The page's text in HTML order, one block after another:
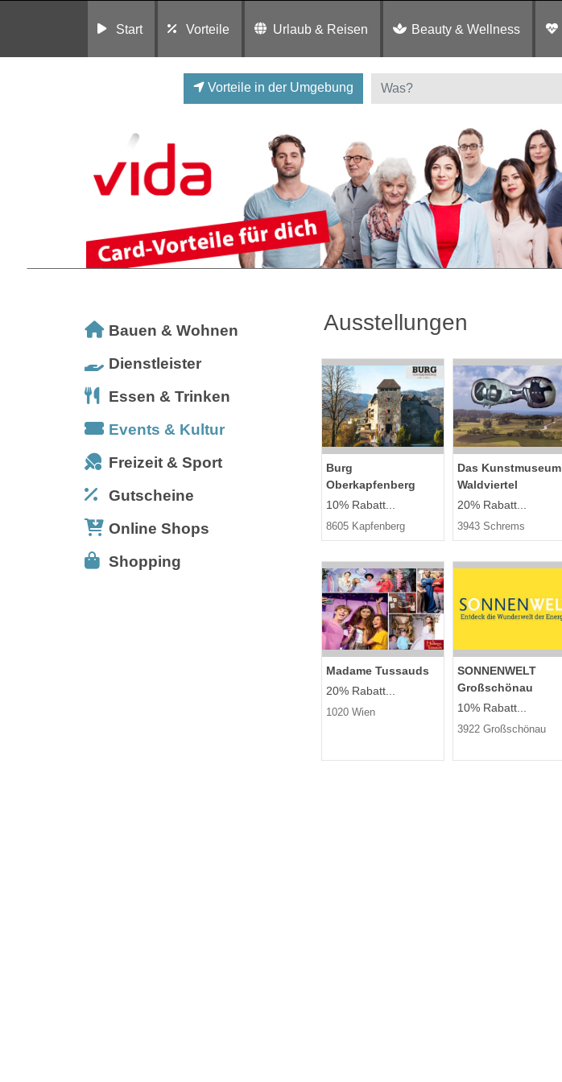
Start Vorteile Urlaub & Reisen Beauty & Wellness
Vorteile in der Umgebung
Bauen & Wohnen
Dienstleister
Essen & Trinken
Events & Kultur
Freizeit & Sport
Gutscheine
Online Shops
Shopping
Ausstellungen
Burg
Oberkapfenberg
10% Rabatt...
8605 Kapfenberg
Das Kunstmuseum
Waldviertel
20% Rabatt...
3943 Schrems
Madame Tussauds
20% Rabatt...
1020 Wien
SONNENWELT
Großschönau
10% Rabatt...
3922 Großschönau